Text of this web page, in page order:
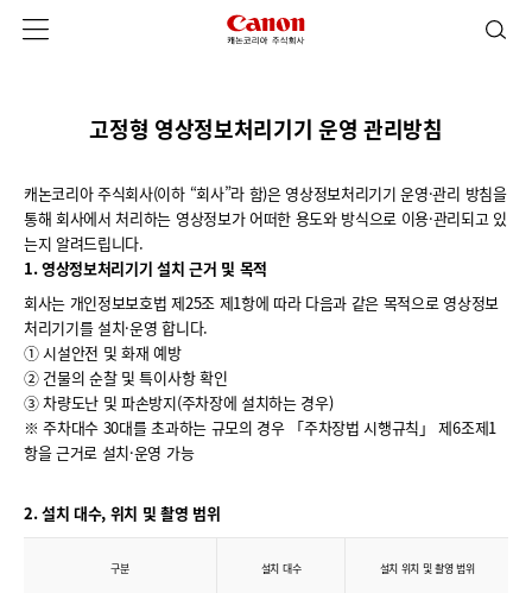
고정형 영상정보처리기기 운영 관리방침
캐논코리아 주식회사(이하 “회사”라 함)은 영상정보처리기기 운영·관리 방침을
통해 회사에서 처리하는 영상정보가 어떠한 용도와 방식으로 이용·관리되고 있
는지 알려드립니다.
1. 영상정보처리기기 설치 근거 및 목적
회사는 개인정보보호법 제25조 제1항에 따라 다음과 같은 목적으로 영상정보
처리기기를 설치·운영 합니다.
① 시설안전 및 화재 예방
② 건물의 순찰 및 특이사항 확인
③ 차량도난 및 파손방지(주차장에 설치하는 경우)
※ 주차대수 30대를 초과하는 규모의 경우 「주차장법 시행규칙」 제6조제1
항을 근거로 설치·운영 가능
2. 설치 대수, 위치 및 촬영 범위
구분 설치 대수 설치 위치 및 촬영 범위